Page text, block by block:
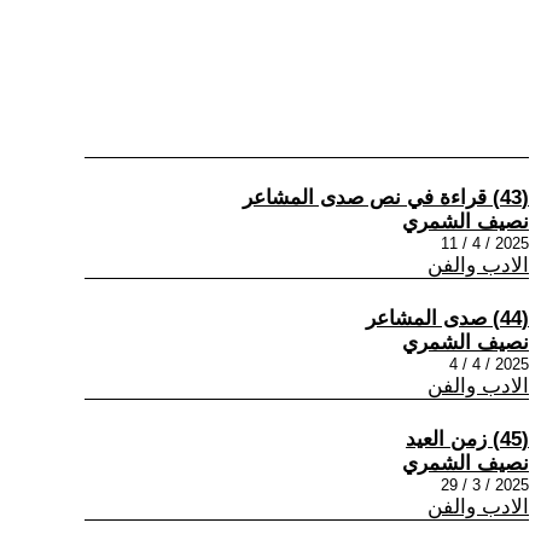
(43) قراءة في نص صدى المشاعر
نصيف الشمري
2025 / 4 / 11
الادب والفن
(44) صدى المشاعر
نصيف الشمري
2025 / 4 / 4
الادب والفن
(45) زمن العيد
نصيف الشمري
2025 / 3 / 29
الادب والفن